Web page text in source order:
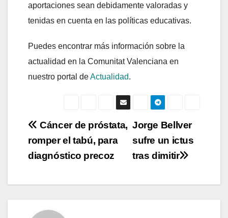
aportaciones sean debidamente valoradas y
tenidas en cuenta en las políticas educativas.
Puedes encontrar más información sobre la
actualidad en la Comunitat Valenciana en
nuestro portal deActualidad.
Navegación
de
Jorge Bellver
sufre un ictus
tras dimitir
Cáncer de próstata,
romper el tabú, para
diagnóstico precoz